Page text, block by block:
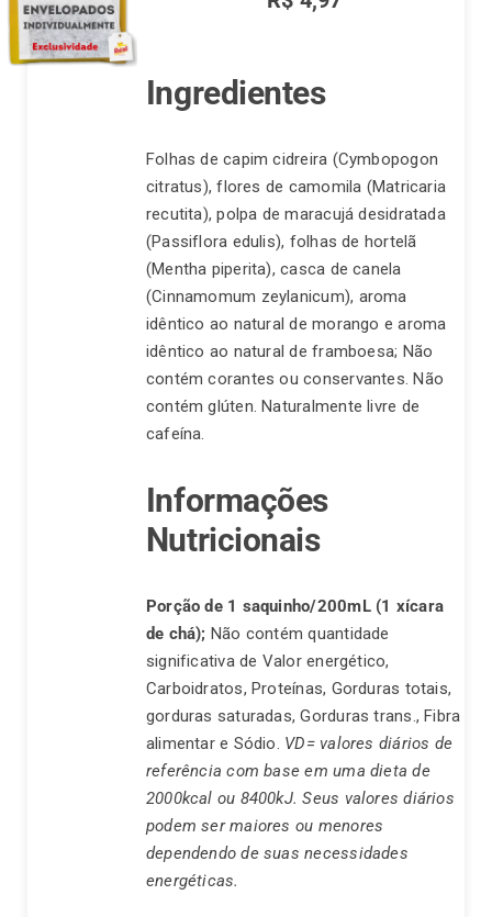
Ingredientes
Folhas de capim cidreira (Cymbopogon
citratus), flores de camomila (Matricaria
recutita), polpa de maracujá desidratada
(Passiflora edulis), folhas de hortelã
(Mentha piperita), casca de canela
(Cinnamomum zeylanicum), aroma
idêntico ao natural de morango e aroma
idêntico ao natural de framboesa; Não
contém corantes ou conservantes. Não
contém glúten. Naturalmente livre de
cafeína.
Informações
Nutricionais
Porção de 1 saquinho/200mL (1 xícara
de chá);
significativa de Valor energético,
Carboidratos, Proteínas, Gorduras totais,
gorduras saturadas, Gorduras trans., Fibra
alimentar e Sódio. VD= valores diários de
referência com base em uma dieta de
2000kcal ou 8400kJ. Seus valores diários
podem ser maiores ou menores
dependendo de suas necessidades
energéticas.